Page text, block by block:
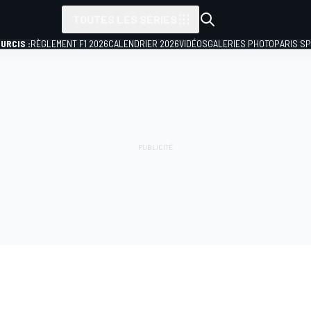
:RÈGLEMENT F1 2026CALENDRIER 2026VIDÉOSGALERIES PHOTOPARIS